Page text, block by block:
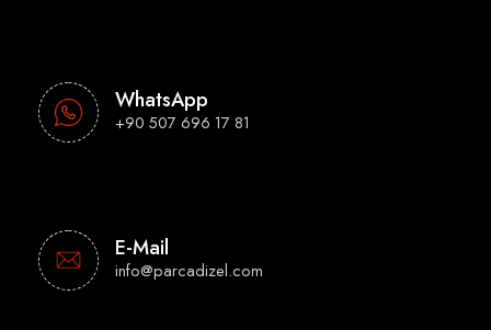
WhatsApp
+90 507 696 17 81
E-Mail
info@parcadizel.com